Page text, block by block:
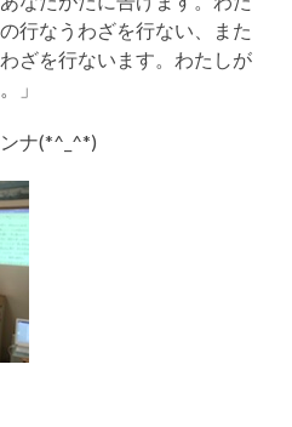
行なうわざを行ない、また
ざを行ないます。わたしが
」
ナ(*^_^*)